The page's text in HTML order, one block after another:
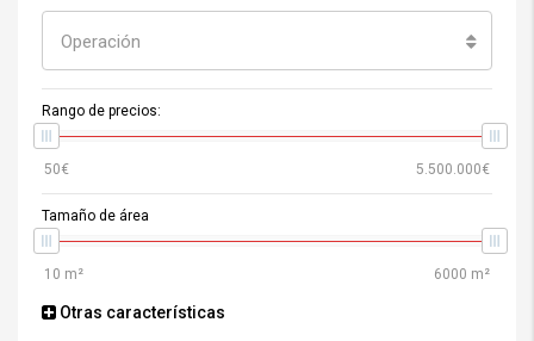
Operación
Rango de precios:
Tamaño de área
Otras características